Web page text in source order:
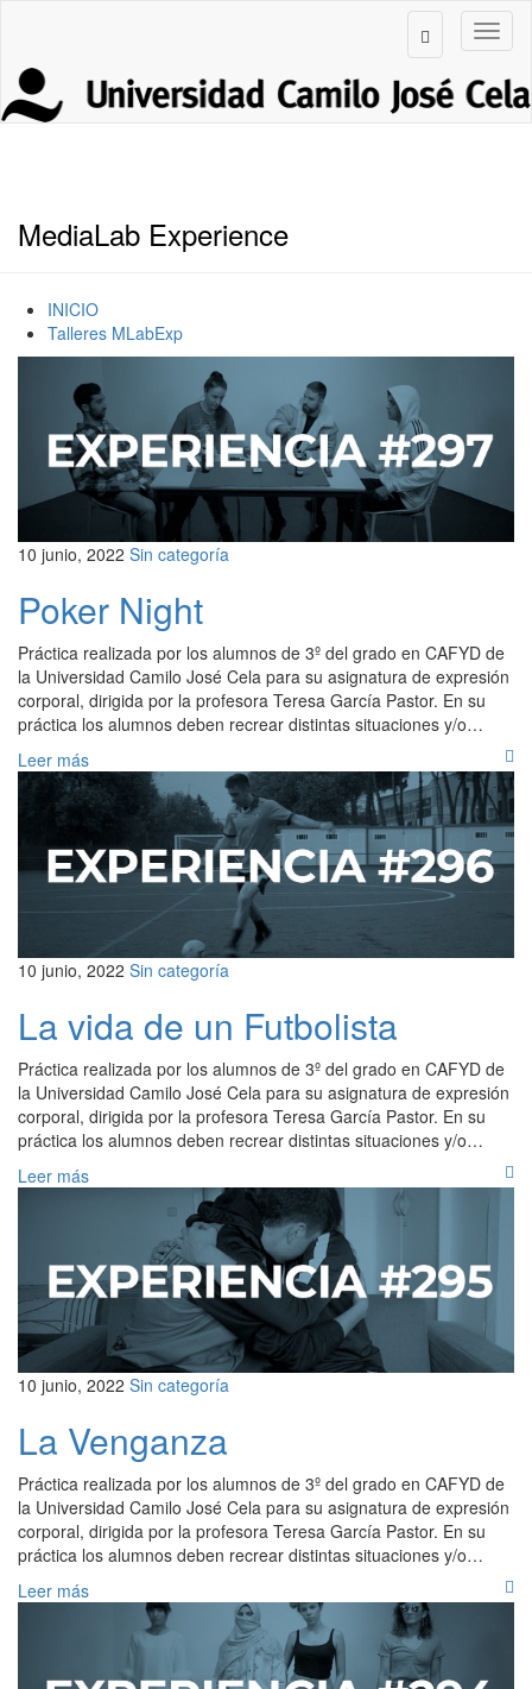
MediaLab Experience
INICIO
Talleres MLabExp
10 junio, 2022 Sin categoría
Poker Night
Práctica realizada por los alumnos de 3º del grado en CAFYD de
la Universidad Camilo José Cela para su asignatura de expresión
corporal, dirigida por la profesora Teresa García Pastor. En su
práctica los alumnos deben recrear distintas situaciones y/o…
Leer más
10 junio, 2022 Sin categoría
La vida de un Futbolista
Práctica realizada por los alumnos de 3º del grado en CAFYD de
la Universidad Camilo José Cela para su asignatura de expresión
corporal, dirigida por la profesora Teresa García Pastor. En su
práctica los alumnos deben recrear distintas situaciones y/o…
Leer más
10 junio, 2022 Sin categoría
La Venganza
Práctica realizada por los alumnos de 3º del grado en CAFYD de
la Universidad Camilo José Cela para su asignatura de expresión
corporal, dirigida por la profesora Teresa García Pastor. En su
práctica los alumnos deben recrear distintas situaciones y/o…
Leer más